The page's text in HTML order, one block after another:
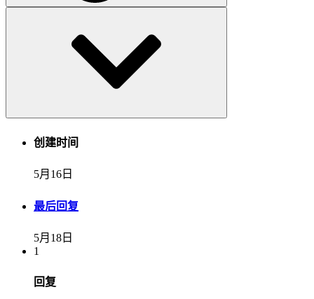
创建时间
5月16日
最后回复
5月18日
1
回复